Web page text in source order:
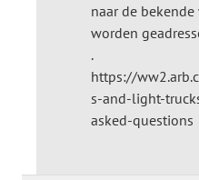
naar de
worden
.
https://
s-and-light-
asked-questions